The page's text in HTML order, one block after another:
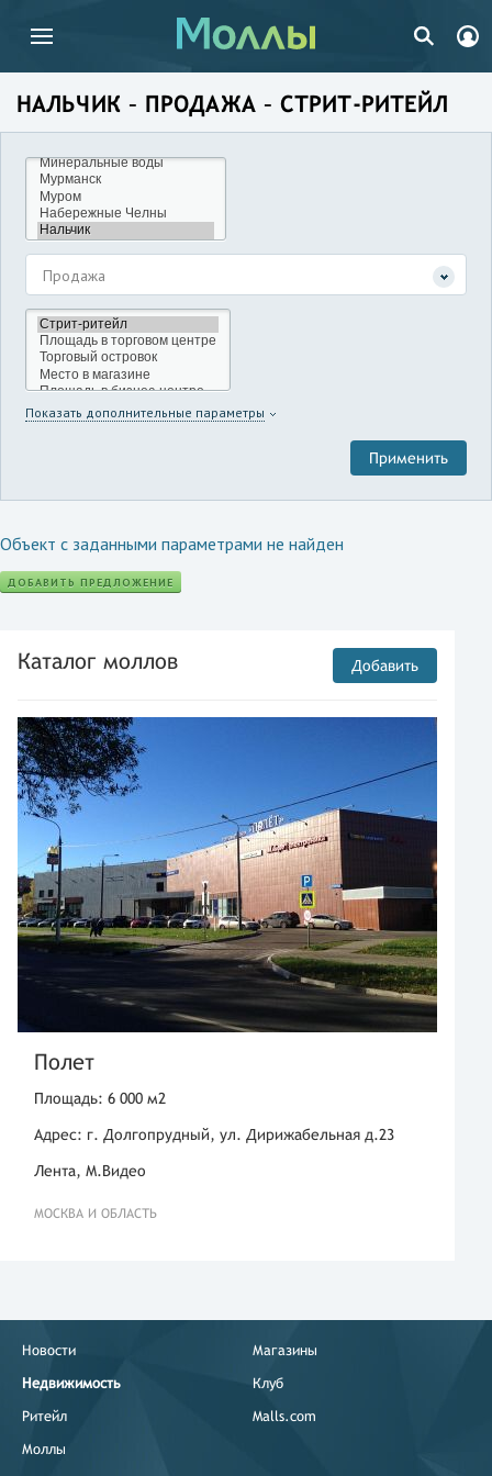
НАЛЬЧИК – ПРОДАЖА – СТРИТ-РИТЕЙЛ
Продажа
Показать дополнительные параметры
Объект с заданными параметрами не найден
ДОБАВИТЬ ПРЕДЛОЖЕНИЕ
Каталог моллов Добавить
Полет
Площадь: 6 000 м2
Адрес: г. Долгопрудный, ул. Дирижабельная д.23
Лента, М.Видео
МОСКВА И ОБЛАСТЬ
Новости
Недвижимость
Ритейл
Моллы
Магазины
Клуб
Malls.com